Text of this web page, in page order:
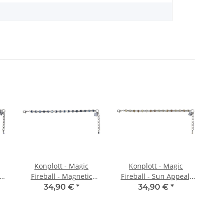
Konplott - Magic
Fireball - Magnetic
Blues, Blau, Antiksilber,
34,90 € *
Konplott - Magic
Fireball - Sun Appeal,
Braun, Antiksilber,
34,90 € *